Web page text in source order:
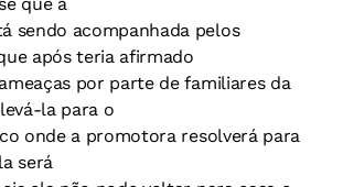
sendo acompanhada pelos
após teria afirmado
por parte de familiares da
la para o
onde a promotora resolverá para
será